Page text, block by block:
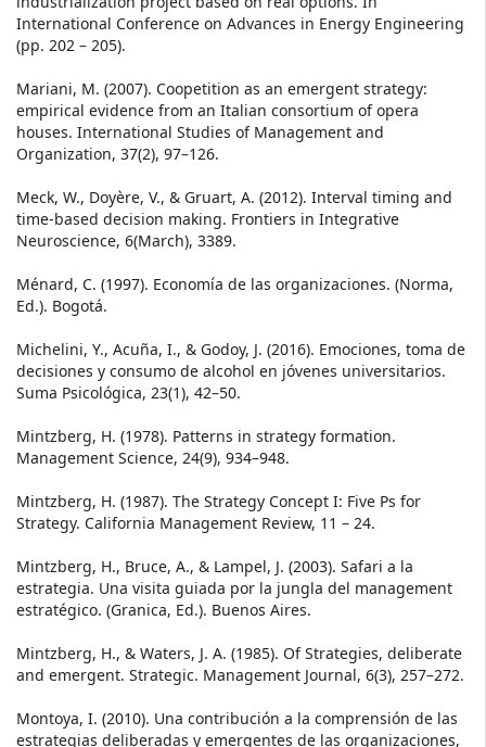
International Conference on Advances in Energy Engineering
(pp. 202 – 205).
Mariani, M. (2007). Coopetition as an emergent strategy:
empirical evidence from an Italian consortium of opera
houses. International Studies of Management and
Organization, 37(2), 97–126.
Meck, W., Doyère, V., & Gruart, A. (2012). Interval timing and
time-based decision making. Frontiers in Integrative
Neuroscience, 6(March), 3389.
Ménard, C. (1997). Economía de las organizaciones. (Norma,
Ed.). Bogotá.
Michelini, Y., Acuña, I., & Godoy, J. (2016). Emociones, toma de
decisiones y consumo de alcohol en jóvenes universitarios.
Suma Psicológica, 23(1), 42–50.
Mintzberg, H. (1978). Patterns in strategy formation.
Management Science, 24(9), 934–948.
Mintzberg, H. (1987). The Strategy Concept I: Five Ps for
Strategy. California Management Review, 11 – 24.
Mintzberg, H., Bruce, A., & Lampel, J. (2003). Safari a la
estrategia. Una visita guiada por la jungla del management
estratégico. (Granica, Ed.). Buenos Aires.
Mintzberg, H., & Waters, J. A. (1985). Of Strategies, deliberate
and emergent. Strategic. Management Journal, 6(3), 257–272.
Montoya, I. (2010). Una contribución a la comprensión de las
estrategias deliberadas y emergentes de las organizaciones,